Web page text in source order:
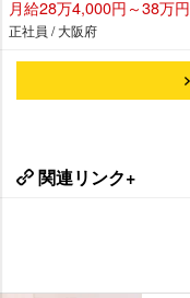
月給28万4,000円～38万円
正社員 / 大阪府
関連リンク+